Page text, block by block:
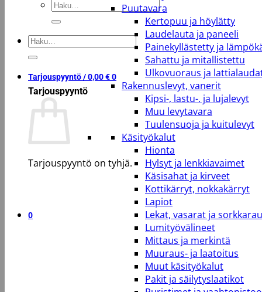
Etsi:
Etsi:
Tarjouspyyntö /0,00€0
Tarjouspyyntö
Tarjouspyyntö on tyhjä.
0
Puutavara
Kertopuu ja höylätty
Laudelauta ja paneeli
Painekyllästetty ja
Sahattu ja mitallistettu
Ulkovuoraus ja
Rakennuslevyt, vanerit
Kipsi-, lastu-. ja lujalevyt
Muu levytavara
Tuulensuoja ja kuitulevyt
Käsityökalut
Hionta
Hylsyt ja lenkkiavaimet
Käsisahat ja kirveet
Kottikärryt, nokkakärryt
Lapiot
Lekat, vasarat ja
Lumityövälineet
Mittaus ja merkintä
Muuraus- ja laatoitus
Muut käsityökalut
Pakit ja säilytyslaatikot